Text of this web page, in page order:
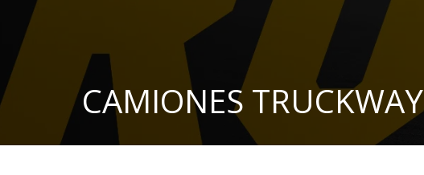
CAMIONES TRUCKWAY